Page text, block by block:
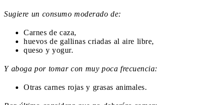
Sugiere un consumo moderado de:
Carnes de caza,
huevos de gallinas criadas al aire libre,
queso y yogur.
Y aboga por tomar con muy poca frecuencia:
Otras carnes rojas y grasas animales.